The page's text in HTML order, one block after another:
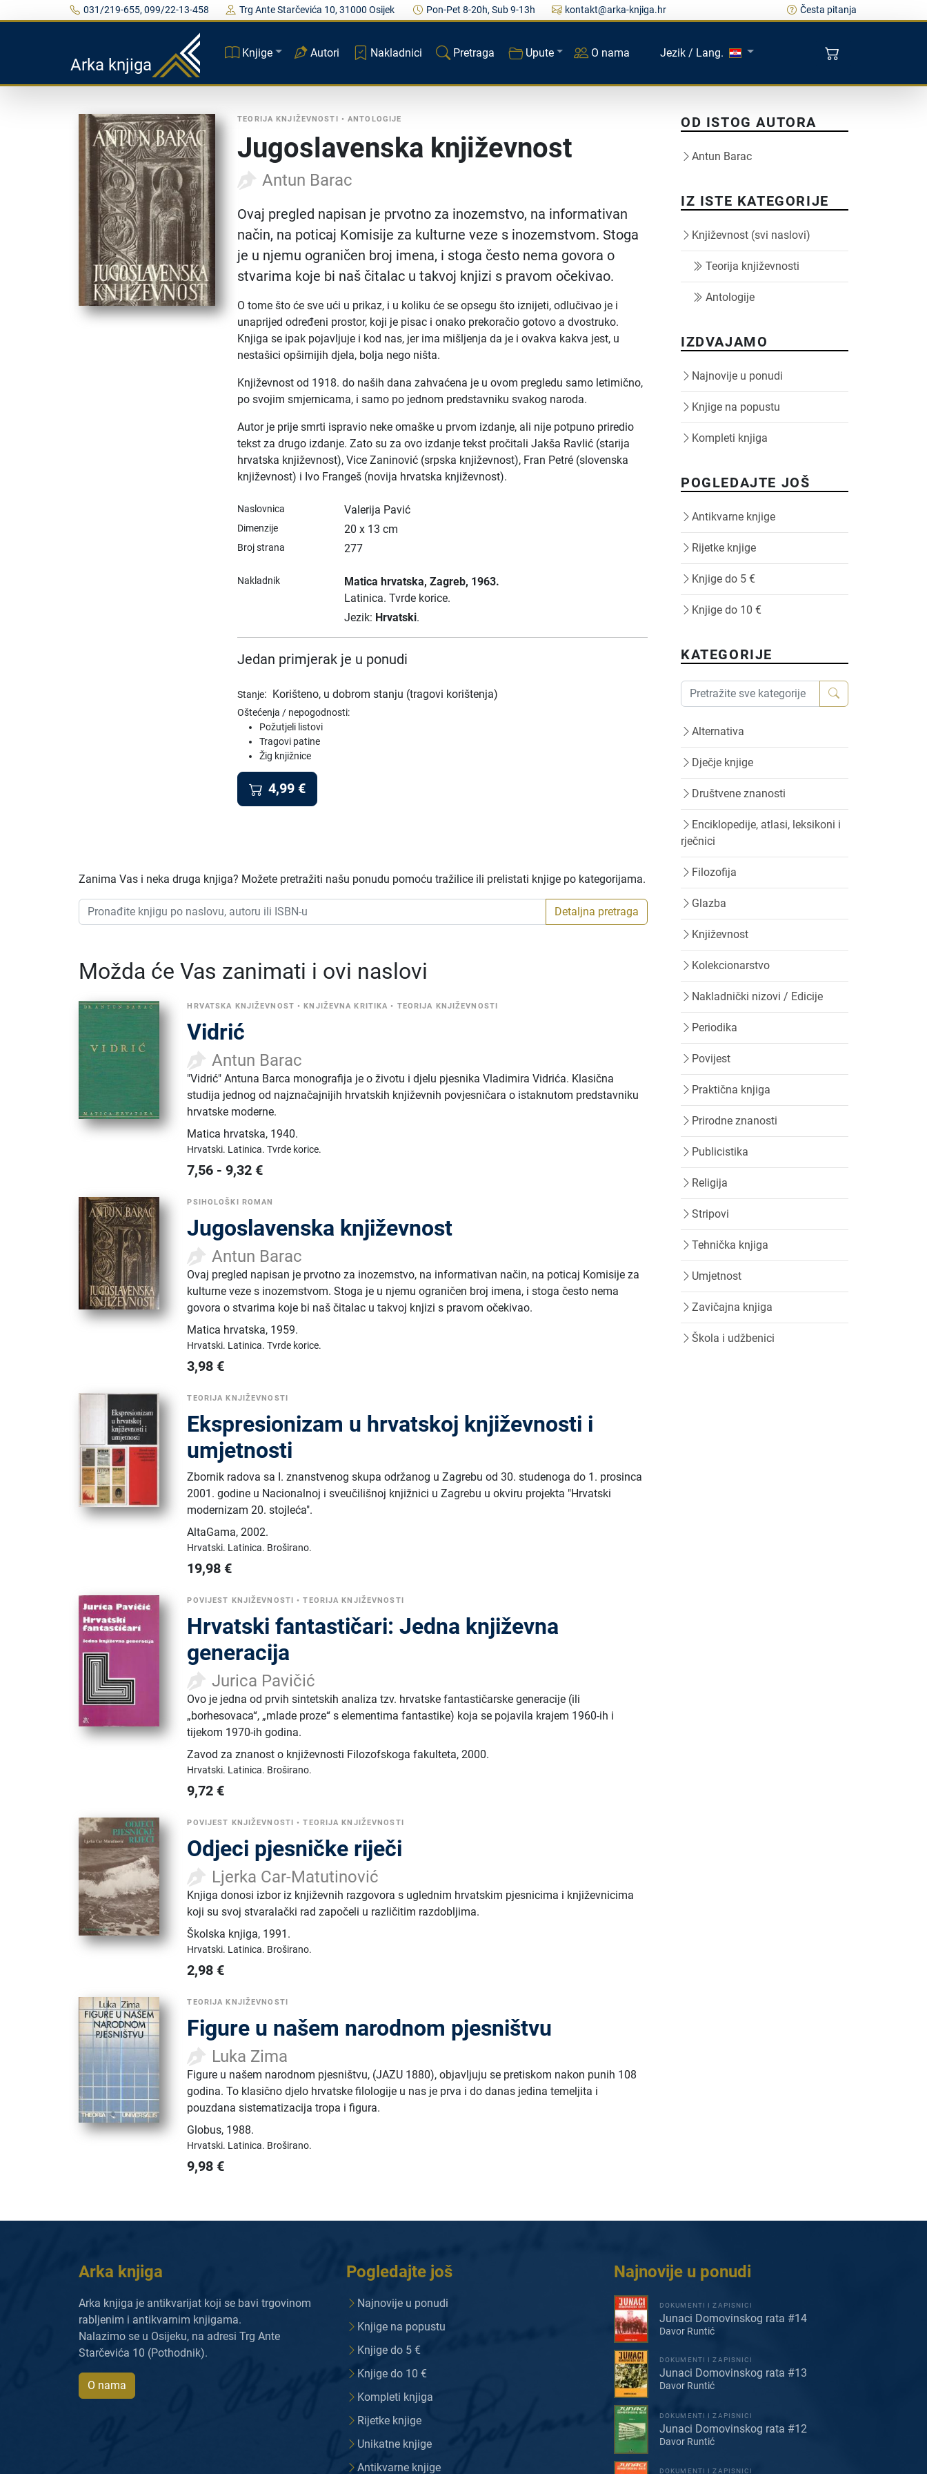
031/219-655, 099/22-13-458 Trg Ante Starčevića 10, 31000 Osijek Pon-Pet 8-20h, Sub 9-13h kontakt@arka-knjiga.hr Česta pitanja
Arka knjiga
Knjige Autori Nakladnici Pretraga Upute O nama Jezik / Lang.
TEORIJA KNJIŽEVNOSTI •ANTOLOGIJE
Jugoslavenska književnost
Antun Barac
Ovaj pregled napisan je prvotno za inozemstvo, na informativan
način, na poticaj Komisije za kulturne veze s inozemstvom. Stoga
je u njemu ograničen broj imena, i stoga često nema govora o
stvarima koje bi naš čitalac u takvoj knjizi s pravom očekivao.
O tome što će sve ući u prikaz, i u koliku će se opsegu što iznijeti, odlučivao je i
unaprijed određeni prostor, koji je pisac i onako prekoračio gotovo a dvostruko.
Knjiga se ipak pojavljuje i kod nas, jer ima mišljenja da je i ovakva kakva jest, u
nestašici opširnijih djela, bolja nego ništa.
Književnost od 1918. do naših dana zahvaćena je u ovom pregledu samo letimično,
po svojim smjernicama, i samo po jednom predstavniku svakog naroda.
Autor je prije smrti ispravio neke omaške u prvom izdanje, ali nije potpuno priredio
tekst za drugo izdanje. Zato su za ovo izdanje tekst pročitali Jakša Ravlić (starija
hrvatska književnost), Vice Zaninović (srpska književnost), Fran Petré (slovenska
književnost) i Ivo Frangeš (novija hrvatska književnost).
Naslovnica Valerija Pavić
Dimenzije 20 x 13 cm
Broj strana 277
Nakladnik Matica hrvatska, Zagreb, 1963.
Latinica. Tvrde korice.
Jezik: Hrvatski.
Jedan primjerak je u ponudi
Stanje: Korišteno, u dobrom stanju (tragovi korištenja)
Oštećenja / nepogodnosti:
Požutjeli listovi
Tragovi patine
Žig knjižnice
4,99 €
Zanima Vas i neka druga knjiga? Možete pretražiti našu ponudu pomoću tražilice ili prelistati knjige po kategorijama.
Detaljna pretraga
Možda će Vas zanimati i ovi naslovi
HRVATSKA KNJIŽEVNOST •KNJIŽEVNA KRITIKA • TEORIJA KNJIŽEVNOSTI
Vidrić
Antun Barac
"Vidrić" Antuna Barca monografija je o životu i djelu pjesnika Vladimira Vidrića. Klasična
studija jednog od najznačajnijih hrvatskih književnih povjesničara o istaknutom predstavniku
hrvatske moderne.
Matica hrvatska, 1940.
Hrvatski. Latinica.Tvrde korice.
7,56 -9,32 €
PSIHOLOŠKI ROMAN
Jugoslavenska književnost
Antun Barac
Ovaj pregled napisan je prvotno za inozemstvo, na informativan način, na poticaj Komisije za
kulturne veze s inozemstvom. Stoga je u njemu ograničen broj imena, i stoga često nema
govora o stvarima koje bi naš čitalac u takvoj knjizi s pravom očekivao.
Matica hrvatska, 1959.
Hrvatski. Latinica.Tvrde korice.
3,98 €
TEORIJA KNJIŽEVNOSTI
Ekspresionizam u hrvatskoj književnosti i
umjetnosti
Zbornik radova sa I. znanstvenog skupa održanog u Zagrebu od 30. studenoga do 1. prosinca
2001. godine u Nacionalnoj i sveučilišnoj knjižnici u Zagrebu u okviru projekta "Hrvatski
modernizam 20. stojleća".
AltaGama,2002.
Hrvatski. Latinica. Broširano.
19,98 €
POVIJEST KNJIŽEVNOSTI •TEORIJA KNJIŽEVNOSTI
Hrvatski fantastičari: Jedna književna
generacija
Jurica Pavičić
Ovo je jedna od prvih sintetskih analiza tzv. hrvatske fantastičarske generacije (ili
„borhesovaca“, „mlade proze“ s elementima fantastike) koja se pojavila krajem 1960-ih i
tijekom 1970-ih godina.
Zavod za znanost o književnosti Filozofskoga fakulteta,2000.
Hrvatski. Latinica. Broširano.
9,72 €
POVIJEST KNJIŽEVNOSTI •TEORIJA KNJIŽEVNOSTI
Odjeci pjesničke riječi
Ljerka Car-Matutinović
Knjiga donosi izbor iz književnih razgovora s uglednim hrvatskim pjesnicima i književnicima
koji su svoj stvaralački rad započeli u različitim razdobljima.
Školska knjiga, 1991.
Hrvatski. Latinica. Broširano.
2,98 €
TEORIJA KNJIŽEVNOSTI
Figure u našem narodnom pjesništvu
Luka Zima
Figure u našem narodnom pjesništvu, (JAZU 1880), objavljuju se pretiskom nakon punih 108
godina. To klasično djelo hrvatske filologije u nas je prva i do danas jedina temeljita i
pouzdana sistematizacija tropa i figura.
Globus, 1988.
Hrvatski. Latinica. Broširano.
9,98 €
OD ISTOG AUTORA
Antun Barac
IZ ISTE KATEGORIJE
Književnost (svi naslovi)
Teorija književnosti
Antologije
IZDVAJAMO
Najnovije u ponudi
Knjige na popustu
Kompleti knjiga
POGLEDAJTE JOŠ
Antikvarne knjige
Rijetke knjige
Knjige do 5 €
Knjige do 10 €
KATEGORIJE
Alternativa
Dječje knjige
Društvene znanosti
Enciklopedije, atlasi, leksikoni i
rječnici
Filozofija
Glazba
Književnost
Kolekcionarstvo
Nakladnički nizovi / Edicije
Periodika
Povijest
Praktična knjiga
Prirodne znanosti
Publicistika
Religija
Stripovi
Tehnička knjiga
Umjetnost
Zavičajna knjiga
Škola i udžbenici
Arka knjiga
Arka knjiga je antikvarijat koji se bavi trgovinom
rabljenim i antikvarnim knjigama.
Nalazimo se u Osijeku, na adresi Trg Ante
Starčevića 10 (Pothodnik).
O nama
Pogledajte još
Najnovije u ponudi
Knjige na popustu
Knjige do 5 €
Knjige do 10 €
Kompleti knjiga
Rijetke knjige
Unikatne knjige
Antikvarne knjige
Najnovije u ponudi
DOKUMENTI I ZAPISNICI
Junaci Domovinskog rata #14
Davor Runtić
DOKUMENTI I ZAPISNICI
Junaci Domovinskog rata #13
Davor Runtić
DOKUMENTI I ZAPISNICI
Junaci Domovinskog rata #12
Davor Runtić
DOKUMENTI I ZAPISNICI